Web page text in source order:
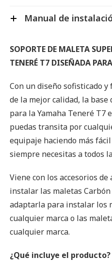
Manual de
SOPORTE DE MALETA
TENERÉ T7 DISEÑADA
Con un diseño sofisticado
de la mejor calidad, la base
para la Yamaha Teneré T7
puedas transita por
equipaje haciendo más
siempre necesitas a todos
Viene con los accesorios
instalar las maletas
adaptarla para instalar los
cualquier marca o las
cualquier marca.
¿Qué incluye el producto?